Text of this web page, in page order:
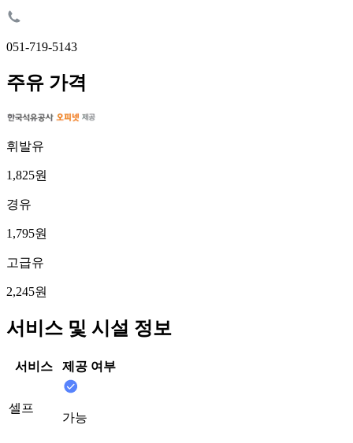
051-719-5143
주유 가격
휘발유
1,825원
경유
1,795원
고급유
2,245원
서비스 및 시설 정보
서비스 제공 여부
셀프
가능